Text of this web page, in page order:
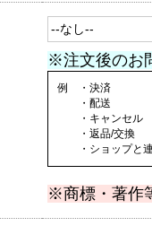
※注文後のお
例 ・決済
・配送
・キャンセル
・返品/交換
・ショップと連
※商標・著作